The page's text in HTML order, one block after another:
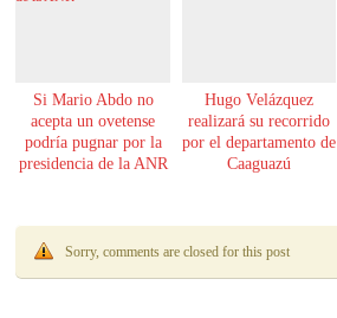
Si Mario Abdo no
acepta un ovetense
podría pugnar por la
presidencia de la ANR
Hugo Velázquez
realizará su recorrido
por el departamento de
Caaguazú
Sorry, comments are closed for this post